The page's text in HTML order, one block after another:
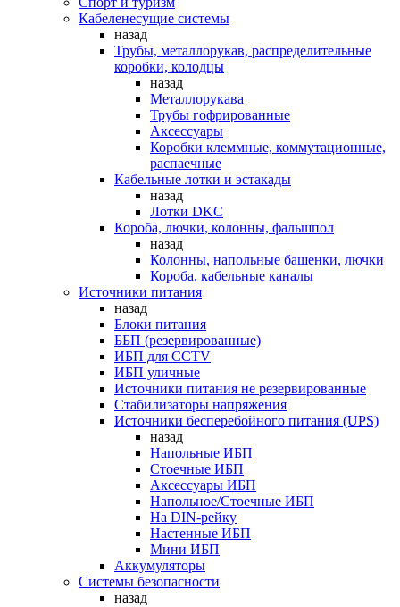
Кабеленесущие системы
назад
Трубы, металлорукав, распределительные
коробки, колодцы
назад
Металлорукава
Трубы гофрированные
Аксессуары
Коробки клеммные, коммутационные,
распаечные
Кабельные лотки и эстакады
назад
Лотки DKC
Короба, лючки, колонны, фальшпол
назад
Колонны, напольные башенки, лючки
Короба, кабельные каналы
Источники питания
назад
Блоки питания
ББП (резервированные)
ИБП для CCTV
ИБП уличные
Источники питания не резервированные
Стабилизаторы напряжения
Источники бесперебойного питания (UPS)
назад
Напольные ИБП
Стоечные ИБП
Аксессуары ИБП
Напольное/Стоечные ИБП
На DIN-рейку
Настенные ИБП
Мини ИБП
Аккумуляторы
Системы безопасности
назад